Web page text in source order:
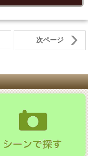
次ページ